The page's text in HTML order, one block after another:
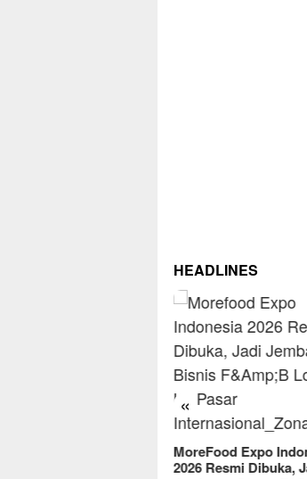
HEADLINES
«
Berantas Vandalisme
Jaringan,
Batu Raih
Telkomsel